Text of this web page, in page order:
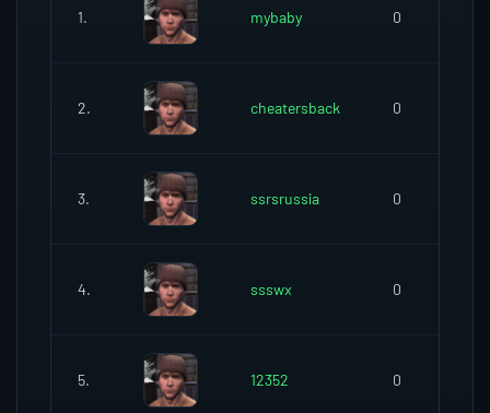
1. mybaby 0
2. cheatersback 0
3. ssrsrussia 0
4. ssswx 0
5. 12352 0